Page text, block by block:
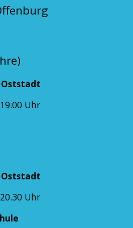
Uhr
Uhr